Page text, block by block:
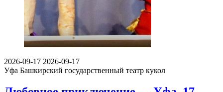
2026-09-17 2026-09-17
Уфа Башкирский государственный театр кукол